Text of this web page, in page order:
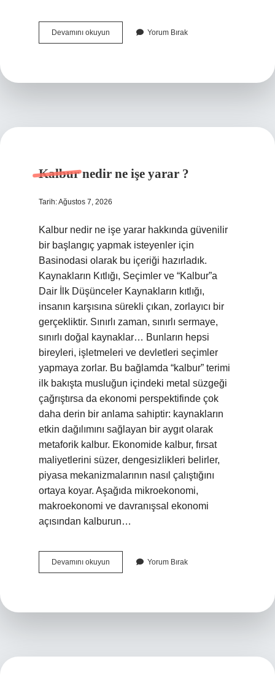
Devamını okuyun
pul
Yorum Bırak
Kalbur nedir ne işe yarar ?
Tarih: Ağustos 7, 2026
Kalbur nedir ne işe yarar hakkında güvenilir
bir başlangıç yapmak isteyenler için
Basinodasi olarak bu içeriği hazırladık.
Kaynakların Kıtlığı, Seçimler ve “Kalbur”a
Dair İlk Düşünceler Kaynakların kıtlığı,
insanın karşısına sürekli çıkan, zorlayıcı bir
gerçekliktir. Sınırlı zaman, sınırlı sermaye,
sınırlı doğal kaynaklar… Bunların hepsi
bireyleri, işletmeleri ve devletleri seçimler
yapmaya zorlar. Bu bağlamda “kalbur” terimi
ilk bakışta musluğun içindeki metal süzgeği
çağrıştırsa da ekonomi perspektifinde çok
daha derin bir anlama sahiptir: kaynakların
etkin dağılımını sağlayan bir aygıt olarak
metaforik kalbur. Ekonomide kalbur, fırsat
maliyetlerini süzer, dengesizlikleri belirler,
piyasa mekanizmalarının nasıl çalıştığını
ortaya koyar. Aşağıda mikroekonomi,
makroekonomi ve davranışsal ekonomi
açısından kalburun…
Devamını okuyun
nedir
Yorum Bırak